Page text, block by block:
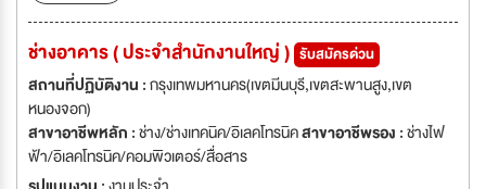
ช่างอาคาร ( ประจำสำนักงานใหญ่ ) รับสมัครด่วน
สถานที่ปฏิบัติงาน :กรุงเทพมหานคร(เขตมีนบุรี,เขตสะพานสูง,เขต
หนองจอก)
สาขาอาชีพหลัก :ช่าง/ช่างเทคนิค/อิเลคโทรนิคสาขาอาชีพรอง :ช่างไฟ
ฟ้า/อิเลคโทรนิค/คอมพิวเตอร์/สื่อสาร